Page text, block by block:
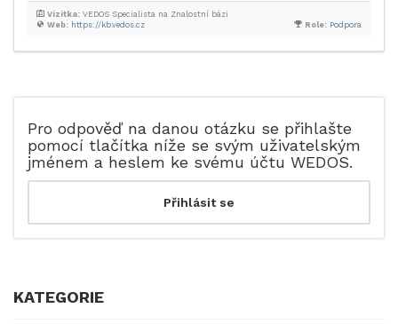
Role: Podpora
Web: https://kb.vedos.cz
Vizitka: VEDOS Specialista na Znalostní bázi
Pro odpověď na danou otázku se přihlašte
pomocí tlačítka níže se svým uživatelským
jménem a heslem ke svému účtu WEDOS.
KATEGORIE